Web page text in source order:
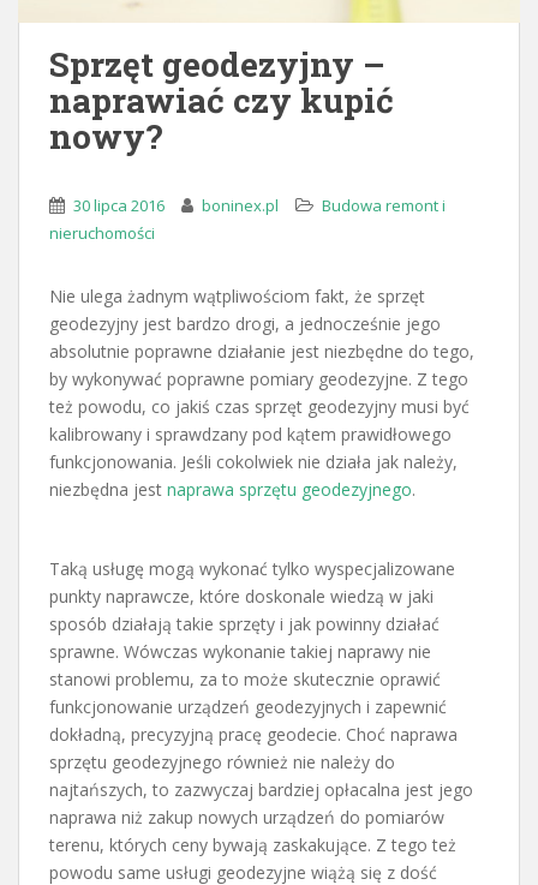
Sprzęt geodezyjny –
naprawiać czy kupić
nowy?
30 lipca 2016 boninex.pl
Budowa remont i
nieruchomości
Nie ulega żadnym wątpliwościom fakt, że sprzęt
geodezyjny jest bardzo drogi, a jednocześnie jego
absolutnie poprawne działanie jest niezbędne do tego,
by wykonywać poprawne pomiary geodezyjne. Z tego
też powodu, co jakiś czas sprzęt geodezyjny musi być
kalibrowany i sprawdzany pod kątem prawidłowego
funkcjonowania. Jeśli cokolwiek nie działa jak należy,
niezbędna jest naprawa sprzętu geodezyjnego.
Taką usługę mogą wykonać tylko wyspecjalizowane
punkty naprawcze, które doskonale wiedzą w jaki
sposób działają takie sprzęty i jak powinny działać
sprawne. Wówczas wykonanie takiej naprawy nie
stanowi problemu, za to może skutecznie oprawić
funkcjonowanie urządzeń geodezyjnych i zapewnić
dokładną, precyzyjną pracę geodecie. Choć naprawa
sprzętu geodezyjnego również nie należy do
najtańszych, to zazwyczaj bardziej opłacalna jest jego
naprawa niż zakup nowych urządzeń do pomiarów
terenu, których ceny bywają zaskakujące. Z tego też
powodu same usługi geodezyjne wiążą się z dość